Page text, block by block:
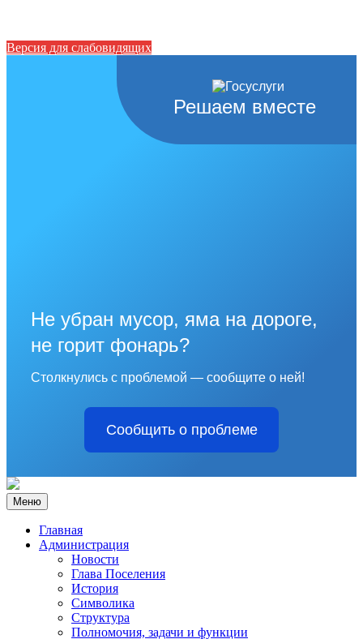
Версия для слабовидящих
Решаем вместе
Не убран мусор, яма на дороге,
не горит фонарь?
Столкнулись с проблемой — сообщите о ней!
Сообщить о проблеме
Меню
Главная
Администрация
Новости
Глава Поселения
История
Символика
Структура
Полномочия, задачи и функции